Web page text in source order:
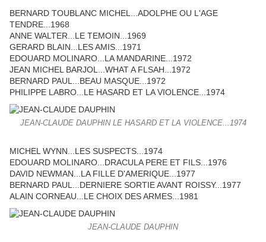
BERNARD TOUBLANC MICHEL...ADOLPHE OU L'AGE
TENDRE...1968
ANNE WALTER...LE TEMOIN...1969
GERARD BLAIN...LES AMIS...1971
EDOUARD MOLINARO...LA MANDARINE...1972
JEAN MICHEL BARJOL...WHAT A FLSAH...1972
BERNARD PAUL...BEAU MASQUE...1972
PHILIPPE LABRO...LE HASARD ET LA VIOLENCE...1974
JEAN-CLAUDE DAUPHIN LE HASARD ET LA VIOLENCE...1974
MICHEL WYNN...LES SUSPECTS...1974
EDOUARD MOLINARO...DRACULA PERE ET FILS...1976
DAVID NEWMAN...LA FILLE D'AMERIQUE...1977
BERNARD PAUL...DERNIERE SORTIE AVANT ROISSY...1977
ALAIN CORNEAU...LE CHOIX DES ARMES...1981
JEAN-CLAUDE DAUPHIN